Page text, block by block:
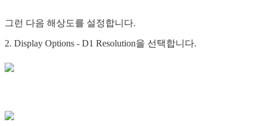
그런 다음 해상도를 설정합니다.
2. Display Options - D1 Resolution을 선택합니다.